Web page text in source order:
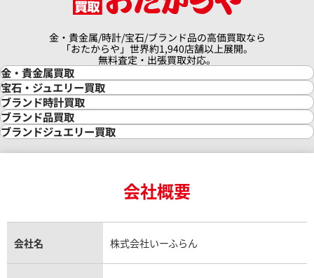
金・貴金属/時計/宝石/ブランド品の高価買取なら
「おたからや」世界約1,940店舗以上展開。
無料査定・出張買取対応。
金・貴金属買取
金買取
金の相場価格情報
金の参考買取価格一覧
インゴット買取
インゴットの相場価格情報
24金買取
金貨買取
貴金属買取
銀・シルバー買取
宝石・ジュエリー買取
宝石・ジュエリー買取
ダイヤモンド買取
ダイヤモンド・宝石の参考価格一覧
リング・結婚指輪買取
エメラルド買取
トパーズ買取
タンザナイト買取
ブランド時計買取
時計買取
ロレックス買取
ロレックス デイトナ買取
ロレックス サブマリーナー買取
ロレックス エクスプローラー買取
ロレックス デイトジャスト買取
パテック フィリップノーチラス買取
ブランド品買取
ブランド買取
シャネル マトラッセ買取
ブランドジュエリー買取
ヴァンクリーフ＆アーペル買取
ショーメ買取
会社概要
会社名 株式会社いーふらん